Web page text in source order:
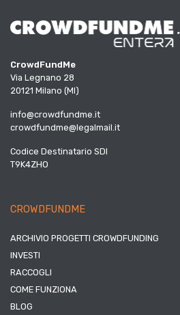
CrowdFundMe
Via Legnano 28
20121 Milano (MI)
info@crowdfundme.it
crowdfundme@legalmail.it
Codice Destinatario SDI
T9K4ZHO
CROWDFUNDME
ARCHIVIO PROGETTI CROWDFUNDING
INVESTI
RACCOGLI
COME FUNZIONA
BLOG